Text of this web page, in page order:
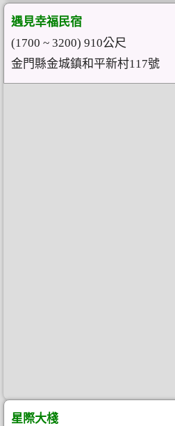
遇見幸福民宿
(1700 ~ 3200) 910公尺
金門縣金城鎮和平新村117號
星際大棧